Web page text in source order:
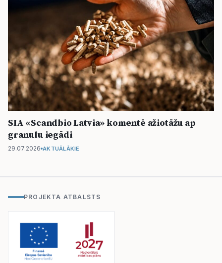
SIA «Scandbio Latvia» komentē ažiotāžu ap
granulu iegādi
29.07.2026 AKTUĀLĀKIE
PROJEKTA ATBALSTS